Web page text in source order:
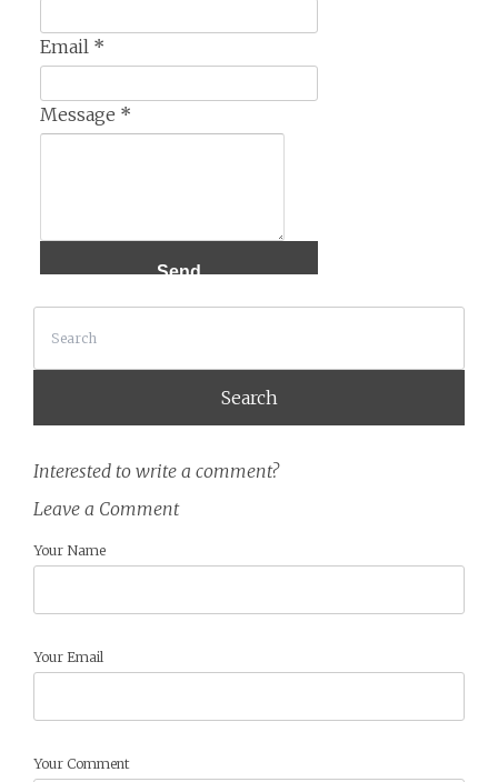
Email *
Message *
Interested to write a comment?
Leave a Comment
Your Name
Your Email
Your Comment